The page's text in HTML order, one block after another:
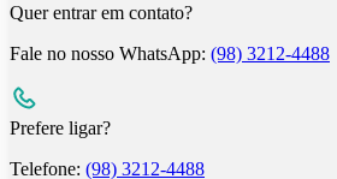
Quer entrar em contato?
Fale no nosso WhatsApp: (98) 3212-4488
Prefere ligar?
Telefone: (98) 3212-4488